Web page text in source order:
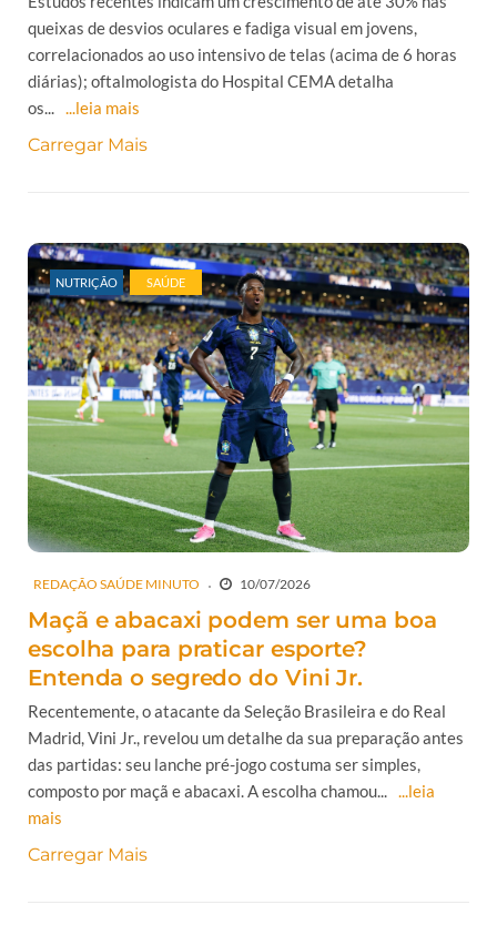
queixas de desvios oculares e fadiga visual em jovens,
correlacionados ao uso intensivo de telas (acima de 6 horas
diárias); oftalmologista do Hospital CEMA detalha
os... ...leia mais
Carregar Mais
NUTRIÇÃO SAÚDE
REDAÇÃO SAÚDE MINUTO 10/07/2026
Maçã e abacaxi podem ser uma boa
escolha para praticar esporte?
Entenda o segredo do Vini Jr.
Recentemente, o atacante da Seleção Brasileira e do Real
Madrid, Vini Jr., revelou um detalhe da sua preparação antes
das partidas: seu lanche pré-jogo costuma ser simples,
composto por maçã e abacaxi. A escolha chamou... ...leia
mais
Carregar Mais